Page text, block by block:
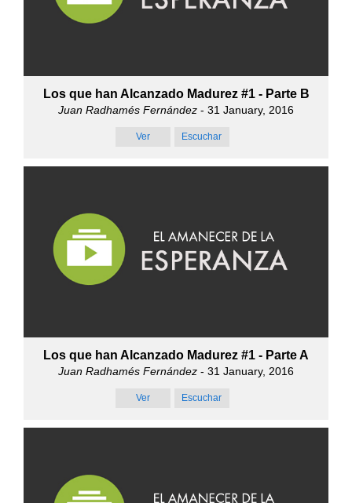
Los que han Alcanzado Madurez #1 - Parte B
Juan Radhamés Fernández - 31 January, 2016
Ver Escuchar
Los que han Alcanzado Madurez #1 - Parte A
Juan Radhamés Fernández - 31 January, 2016
Ver Escuchar